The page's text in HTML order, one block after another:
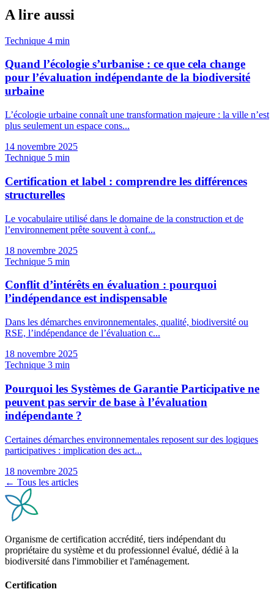
A lire aussi
Technique 4 min
Quand l’écologie s’urbanise : ce que cela change
pour l’évaluation indépendante de la biodiversité
urbaine
L’écologie urbaine connaît une transformation majeure : la ville n’est
plus seulement un espace cons...
14 novembre 2025
Technique 5 min
Certification et label : comprendre les différences
structurelles
Le vocabulaire utilisé dans le domaine de la construction et de
l’environnement prête souvent à conf...
18 novembre 2025
Technique 5 min
Conflit d’intérêts en évaluation : pourquoi
l’indépendance est indispensable
Dans les démarches environnementales, qualité, biodiversité ou
RSE, l’indépendance de l’évaluation c...
18 novembre 2025
Technique 3 min
Pourquoi les Systèmes de Garantie Participative ne
peuvent pas servir de base à l’évaluation
indépendante ?
Certaines démarches environnementales reposent sur des logiques
participatives : implication des act...
18 novembre 2025
← Tous les articles
Organisme de certification accrédité, tiers indépendant du
propriétaire du système et du professionnel évalué, dédié à la
biodiversité dans l'immobilier et l'aménagement.
Certification